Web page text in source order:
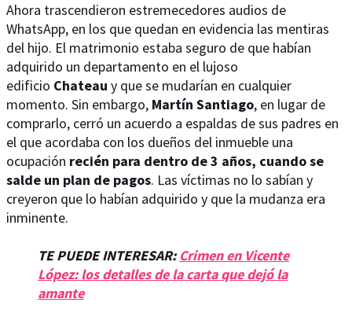
Ahora trascendieron estremecedores audios de
WhatsApp, en los que quedan en evidencia las mentiras
del hijo. El matrimonio estaba seguro de que habían
adquirido un departamento en el lujoso
edificio Chateau y que se mudarían en cualquier
momento. Sin embargo, Martín Santiago, en lugar de
comprarlo, cerró un acuerdo a espaldas de sus padres en
el que acordaba con los dueños del inmueble una
ocupación recién para dentro de 3 años, cuando se
salde un plan de pagos. Las víctimas no lo sabían y
creyeron que lo habían adquirido y que la mudanza era
inminente.
TE PUEDE INTERESAR:Crimen en Vicente
López: los detalles de la carta que dejó la
amante